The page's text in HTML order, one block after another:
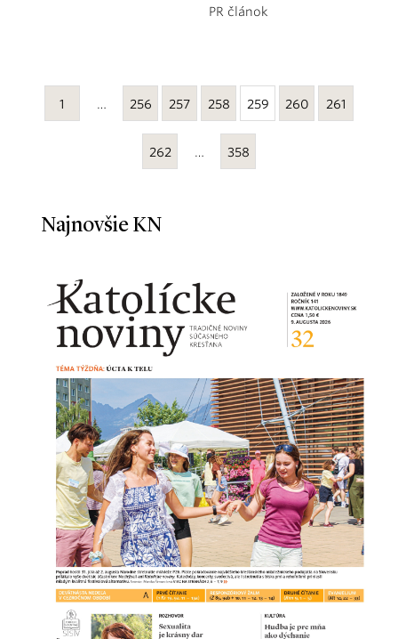
PR článok
1 … 256 257 258 259 260 261
262 … 358
Najnovšie KN